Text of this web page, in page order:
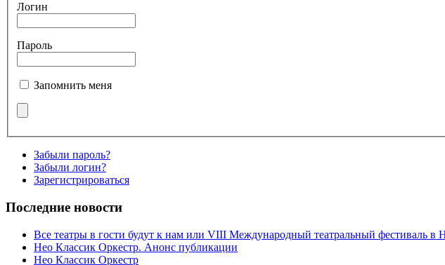
Логин
Пароль
Запомнить меня
Забыли пароль?
Забыли логин?
Зарегистрироваться
Последние новости
Все театры в гости будут к нам или VIII Международный театральный фестиваль в
Нео Классик Оркестр. Анонс публикации
Нео Классик Оркестр